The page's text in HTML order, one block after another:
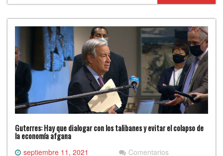
triunfos
a
corto
plazo
Guterres: Hay que dialogar con los talibanes y evitar el colapso de
la economía afgana
septiembre 11, 2021
Comentarios